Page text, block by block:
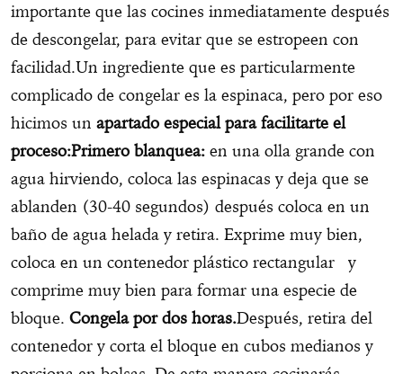
importante que las cocines inmediatamente después
de descongelar, para evitar que se estropeen con
facilidad.Un ingrediente que es particularmente
complicado de congelar es la espinaca, pero por eso
hicimos un apartado especial para facilitarte el
proceso:Primero blanquea: en una olla grande con
agua hirviendo, coloca las espinacas y deja que se
ablanden (30-40 segundos) después coloca en un
baño de agua helada y retira. Exprime muy bien,
coloca en un contenedor plástico rectangular y
comprime muy bien para formar una especie de
bloque. Congela por dos horas.Después, retira del
contenedor y corta el bloque en cubos medianos y